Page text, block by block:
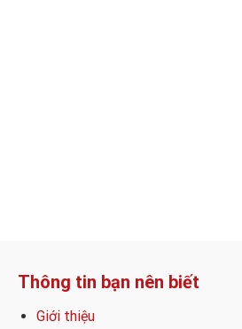
Thông tin bạn nên biết
Giới thiệu